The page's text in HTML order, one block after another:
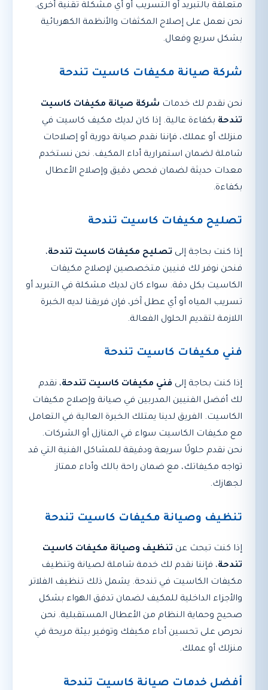
متعلقة بالتبريد أو التسريب أو أي مشكلة تقنية أخرى.
نحن نعمل على إصلاح المكثفات والأنظمة الكهربائية
بشكل سريع وفعال.
شركة صيانة مكيفات كاسيت تندحة
نحن نقدم لك خدمات شركة صيانة مكيفات كاسيت
تندحة بكفاءة عالية. إذا كان لديك مكيف كاسيت في
منزلك أو عملك، فإننا نقدم صيانة دورية أو إصلاحات
شاملة لضمان استمرارية أداء المكيف. نحن نستخدم
معدات حديثة لضمان فحص دقيق وإصلاح الأعطال
بكفاءة.
تصليح مكيفات كاسيت تندحة
إذا كنت بحاجة إلى تصليح مكيفات كاسيت تندحة،
فنحن نوفر لك فنيين متخصصين لإصلاح مكيفات
الكاسيت بكل دقة. سواء كان لديك مشكلة في التبريد أو
تسريب المياه أو أي عطل آخر، فإن فريقنا لديه الخبرة
اللازمة لتقديم الحلول الفعالة.
فني مكيفات كاسيت تندحة
إذا كنت بحاجة إلى فني مكيفات كاسيت تندحة، نقدم
لك أفضل الفنيين المدربين في صيانة وإصلاح مكيفات
الكاسيت. الفريق لدينا يمتلك الخبرة العالية في التعامل
مع مكيفات الكاسيت سواء في المنازل أو الشركات.
نحن نقدم حلولًا سريعة ودقيقة للمشاكل الفنية التي قد
تواجه مكيفاتك، مع ضمان راحة بالك وأداء ممتاز
لجهازك.
تنظيف وصيانة مكيفات كاسيت تندحة
إذا كنت تبحث عن تنظيف وصيانة مكيفات كاسيت
تندحة، فإننا نقدم لك خدمة شاملة لصيانة وتنظيف
مكيفات الكاسيت في تندحة. يشمل ذلك تنظيف الفلاتر
والأجزاء الداخلية للمكيف لضمان تدفق الهواء بشكل
صحيح وحماية النظام من الأعطال المستقبلية. نحن
نحرص على تحسين أداء مكيفك وتوفير بيئة مريحة في
منزلك أو عملك.
أفضل خدمات صيانة كاسيت تندحة